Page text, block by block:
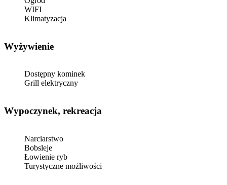
WIFI
Klimatyzacja
Wyżywienie
Dostępny kominek
Grill elektryczny
Wypoczynek, rekreacja
Narciarstwo
Bobsleje
Łowienie ryb
Turystyczne możliwości